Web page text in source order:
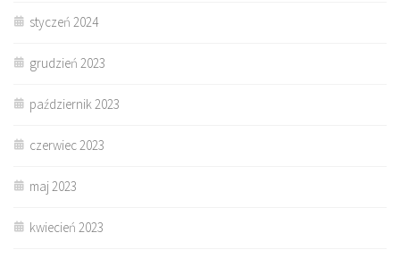
styczeń 2024
grudzień 2023
październik 2023
czerwiec 2023
maj 2023
kwiecień 2023